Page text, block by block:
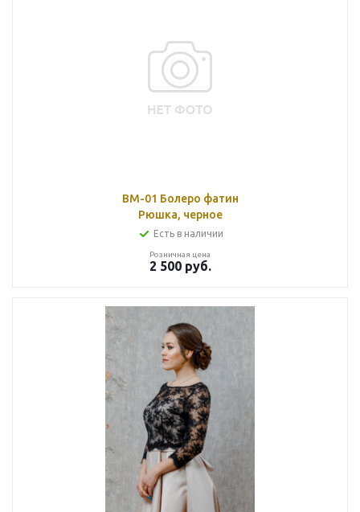
BМ-01 Болеро фатин
Рюшка, черное
Есть в наличии
Розничная цена
2 500руб.